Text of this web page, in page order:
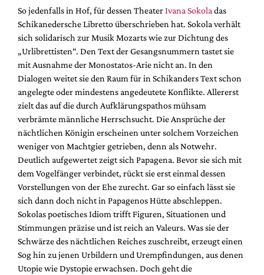
So jedenfalls in Hof, für dessen TheaterIvana Sokola das
Schikanedersche Libretto überschrieben hat. Sokola verhält
sich solidarisch zur Musik Mozarts wie zur Dichtung des
„Urlibrettisten“. Den Text der Gesangsnummern tastet sie
mit Ausnahme der Monostatos-Arie nicht an. In den
Dialogen weitet sie den Raum für in Schikanders Text schon
angelegte oder mindestens angedeutete Konflikte. Allererst
zielt das auf die durch Aufklärungspathos mühsam
verbrämte männliche Herrschsucht. Die Ansprüche der
nächtlichen Königin erscheinen unter solchem Vorzeichen
weniger von Machtgier getrieben, denn als Notwehr.
Deutlich aufgewertet zeigt sich Papagena. Bevor sie sich mit
dem Vogelfänger verbindet, rückt sie erst einmal dessen
Vorstellungen von der Ehe zurecht. Gar so einfach lässt sie
sich dann doch nicht in Papagenos Hütte abschleppen.
Sokolas poetisches Idiom trifft Figuren, Situationen und
Stimmungen präzise und ist reich an Valeurs. Was sie der
Schwärze des nächtlichen Reiches zuschreibt, erzeugt einen
Sog hin zu jenen Urbildern und Urempfindungen, aus denen
Utopie wie Dystopie erwachsen. Doch geht die